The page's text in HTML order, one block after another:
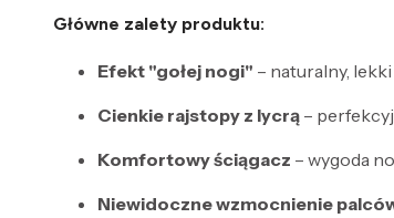
Główne zalety produktu:
Efekt "gołej nogi" – naturalny,
Cienkie rajstopy z lycrą –
Komfortowy ściągacz – wygoda
Niewidoczne wzmocnienie